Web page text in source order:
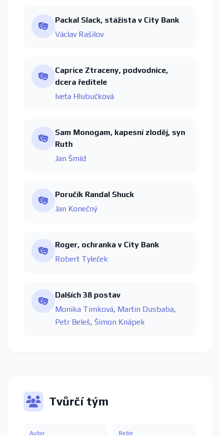
Packal Slack, stážista v City Bank
Václav Rašilov
Caprice Ztraceny, podvodnice,
dcera ředitele
Iveta Hlubučková
Sam Monogam, kapesní zloděj, syn
Ruth
Jan Šmíd
Poručík Randal Shuck
Jan Konečný
Roger, ochranka v City Bank
Robert Tyleček
Dalších 38 postav
Monika Timková, Martin Dusbaba,
Petr Beleš, Šimon Knápek
Tvůrčí tým
Autor Režie